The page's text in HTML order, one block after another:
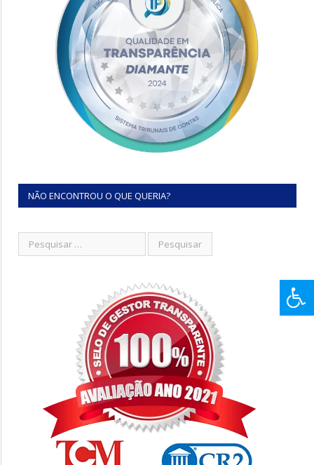
NÃO ENCONTROU O QUE QUERIA?